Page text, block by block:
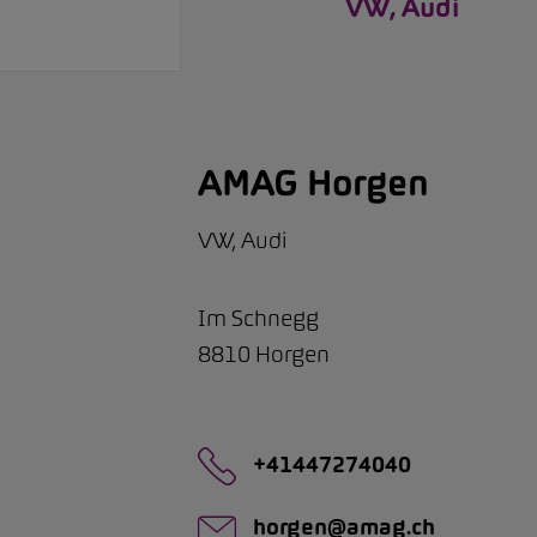
VW, Audi
AMAG Horgen
VW, Audi
Im Schnegg
8810 Horgen
+41447274040
horgen@amag.ch